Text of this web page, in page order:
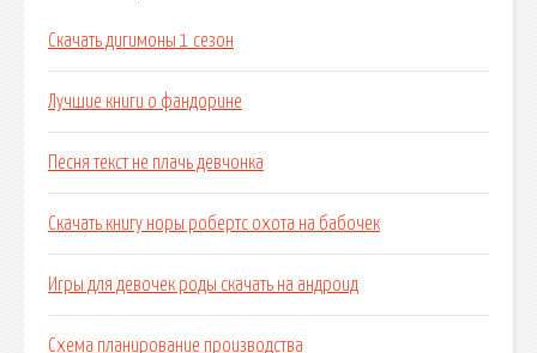
Скачать дигимоны 1 сезон
Лучшие книги о фандорине
Песня текст не плачь девчонка
Скачать книгу норы робертс охота на бабочек
Игры для девочек роды скачать на андроид
Схема планирование производства